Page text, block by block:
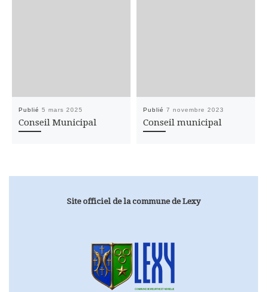
Publié 5 mars 2025
Conseil Municipal
Publié 7 novembre 2023
Conseil municipal
Site officiel de la commune de Lexy